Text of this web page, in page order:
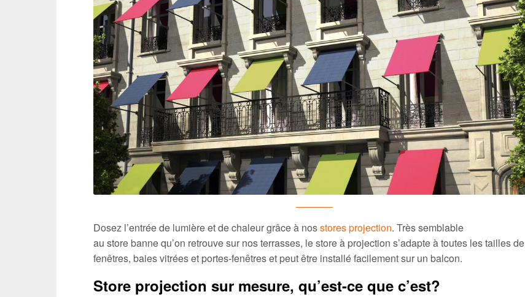
Dosez l’entrée de lumière et de chaleur grâce à nosstores projection. Très semblable
au store banne qu’on retrouve sur nos terrasses, le store à projection s’adapte à toutes les tailles de
fenêtres, baies vitrées et portes-fenêtres et peut être installé facilement sur un balcon.
Store projection sur mesure, qu’est-ce que c’est?